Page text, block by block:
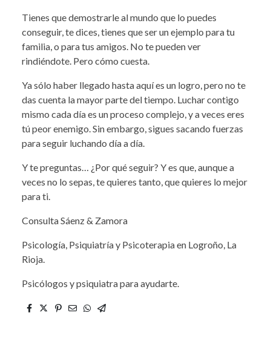
Tienes que demostrarle al mundo que lo puedes
conseguir, te dices, tienes que ser un ejemplo para tu
familia, o para tus amigos. No te pueden ver
rindiéndote. Pero cómo cuesta.
Ya sólo haber llegado hasta aquí es un logro, pero no te
das cuenta la mayor parte del tiempo. Luchar contigo
mismo cada día es un proceso complejo, y a veces eres
tú peor enemigo. Sin embargo, sigues sacando fuerzas
para seguir luchando día a día.
Y te preguntas… ¿Por qué seguir? Y es que, aunque a
veces no lo sepas, te quieres tanto, que quieres lo mejor
para ti.
Consulta Sáenz & Zamora
Psicología, Psiquiatría y Psicoterapia en Logroño, La
Rioja.
Psicólogos y psiquiatra para ayudarte.